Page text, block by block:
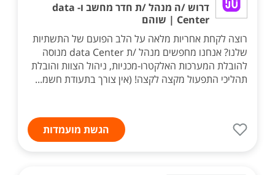
דרוש /ה מנהל /ת חדר מחשב ו- data
Center | שוהם
רוצה לקחת אחריות מלאה על הלב הפועם של התשתיות
שלנו? אנחנו מחפשים מנהל /ת data Center מנוסה
להובלת המערכות האלקטרו-מכניות, ניהול הצוות והובלת
תהליכי התפעול מקצה לקצה! (אין צורך בתעודת חשמ...
הגשת מועמדות